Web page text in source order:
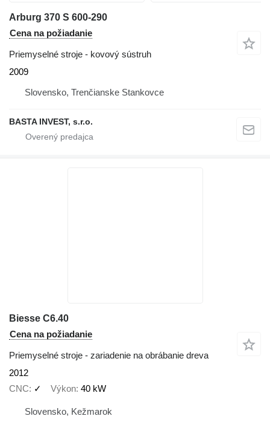
Arburg 370 S 600-290
Cena na požiadanie
Priemyselné stroje - kovový sústruh
2009
Slovensko, Trenčianske Stankovce
BASTA INVEST, s.r.o.
Biesse C6.40
Cena na požiadanie
Priemyselné stroje - zariadenie na obrábanie dreva
2012
CNC
✓ Výkon 40 kW
Slovensko, Kežmarok